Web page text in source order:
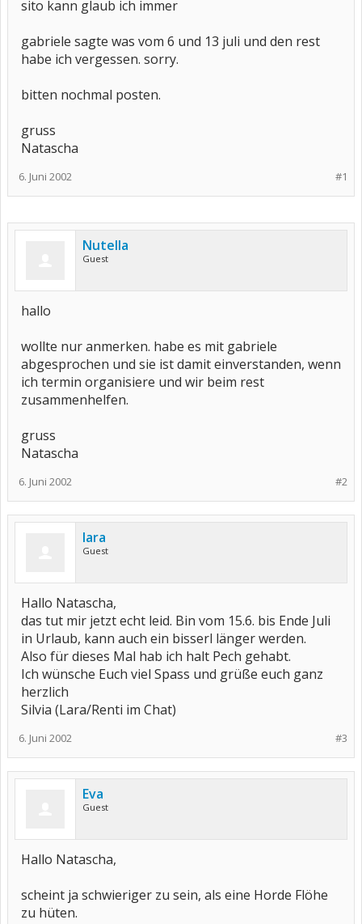
sito kann glaub ich immer
gabriele sagte was vom 6 und 13 juli und den rest
habe ich vergessen. sorry.
bitten nochmal posten.
gruss
Natascha
#1
6. Juni 2002
Nutella
Guest
hallo
wollte nur anmerken. habe es mit gabriele
abgesprochen und sie ist damit einverstanden, wenn
ich termin organisiere und wir beim rest
zusammenhelfen.
gruss
Natascha
#2
6. Juni 2002
lara
Guest
Hallo Natascha,
das tut mir jetzt echt leid. Bin vom 15.6. bis Ende Juli
in Urlaub, kann auch ein bisserl länger werden.
Also für dieses Mal hab ich halt Pech gehabt.
Ich wünsche Euch viel Spass und grüße euch ganz
herzlich
Silvia (Lara/Renti im Chat)
#3
6. Juni 2002
Eva
Guest
Hallo Natascha,
scheint ja schwieriger zu sein, als eine Horde Flöhe
zu hüten.